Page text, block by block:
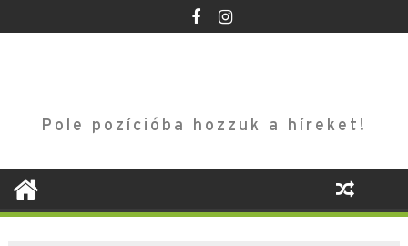
to
Pole pozícióba hozzuk a híreket!